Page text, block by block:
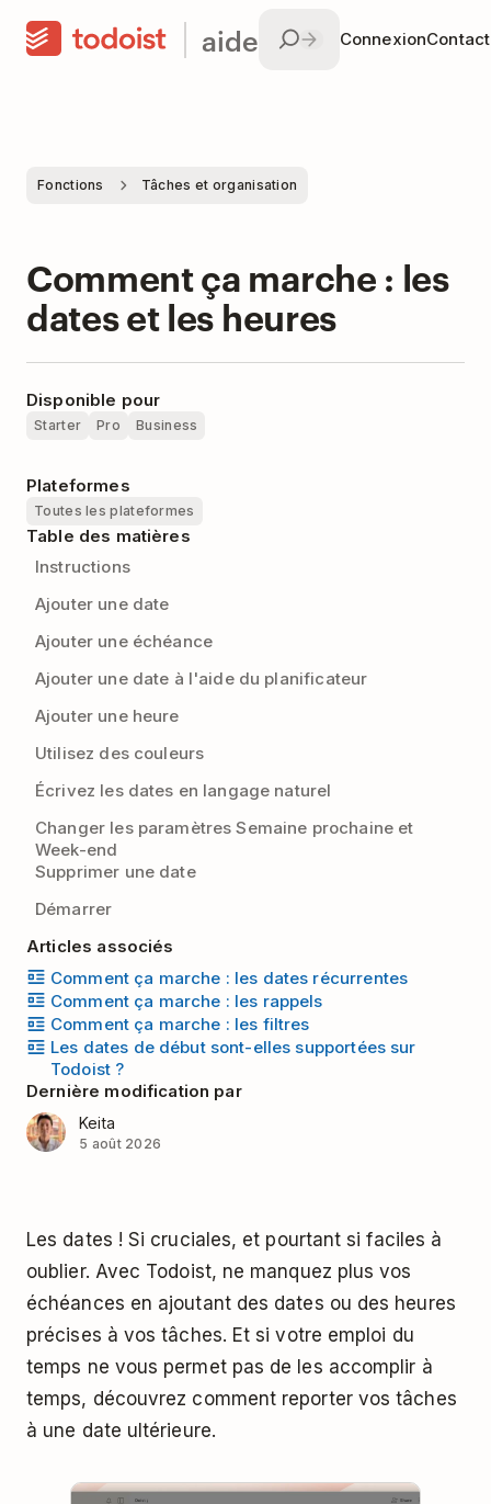
aide Connexion
Fonctions Tâches et organisation
Comment ça marche : les
dates et les heures
Disponible pour
Starter Pro Business
Plateformes
Toutes les plateformes
Table des matières
Instructions
Ajouter une date
Ajouter une échéance
Ajouter une date à l'aide du planificateur
Ajouter une heure
Utilisez des couleurs
Écrivez les dates en langage naturel
Changer les paramètres Semaine prochaine et
Week-end
Supprimer une date
Démarrer
Articles associés
Comment ça marche : les dates récurrentes
Comment ça marche : les rappels
Comment ça marche : les filtres
Les dates de début sont-elles supportées sur
Todoist ?
Dernière modification par
Keita
5 août 2026
Les dates ! Si cruciales, et pourtant si faciles à
oublier. Avec Todoist, ne manquez plus vos
échéances en ajoutant des dates ou des heures
précises à vos tâches. Et si votre emploi du
temps ne vous permet pas de les accomplir à
temps, découvrez comment reporter vos tâches
à une date ultérieure.
Play